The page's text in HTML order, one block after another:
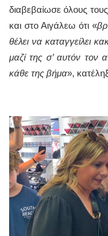
διαβεβαίωσε όλους
και στο Αιγάλεω ότι «
θέλει να καταγγείλει
μαζί της σ’ αυτόν τον
κάθε της βήμα»,